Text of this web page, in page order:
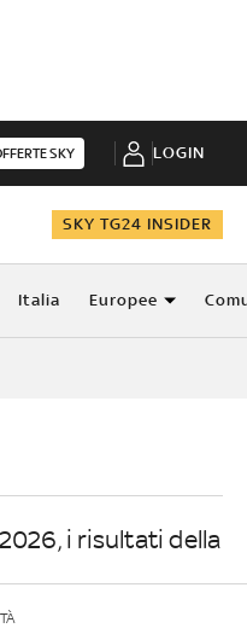
SKY LOGIN
SKY TG24 INSIDER
Italia Europee
2026, i risultati della